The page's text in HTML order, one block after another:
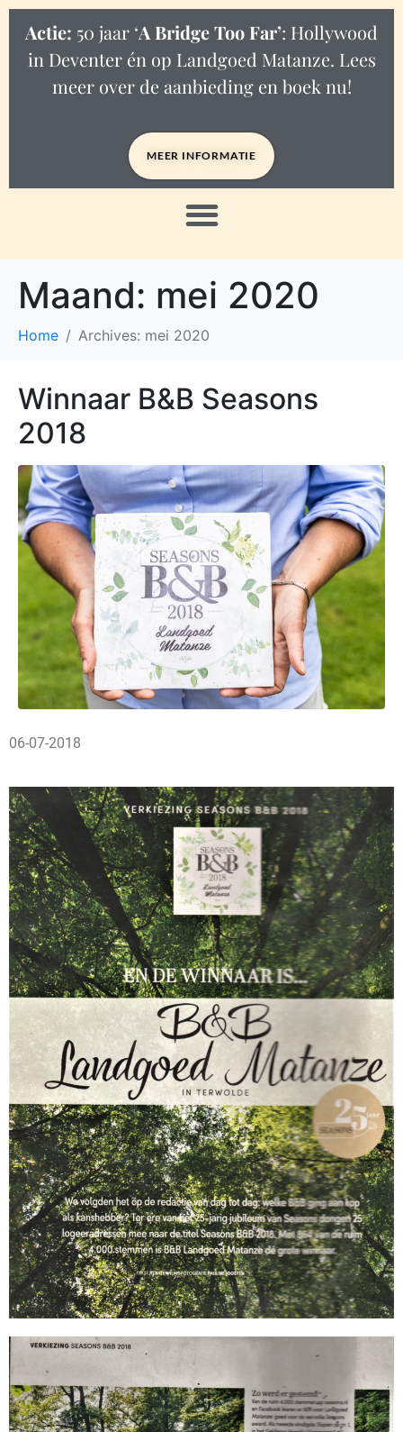
Actie: 50 jaar ‘A Bridge Too Far’: Hollywood
in Deventer én op Landgoed Matanze. Lees
meer over de aanbieding en boek nu!
MEER INFORMATIE
Maand: mei 2020
Home Archives: mei 2020
Winnaar B&B Seasons
2018
06-07-2018